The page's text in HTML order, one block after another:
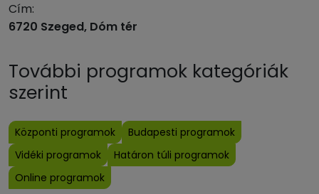
Cím:
6720 Szeged, Dóm tér
További programok kategóriák
szerint
Központi programok
Budapesti programok
Vidéki programok
Határon túli programok
Online programok